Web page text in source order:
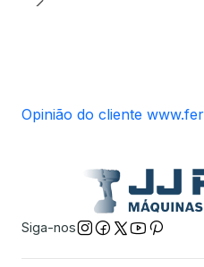
Opinião do cliente
Siga-nos